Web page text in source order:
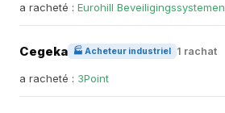
a racheté : Eurohill Beveiligingssystemen
Cegeka 🏭 Acheteur industriel 1 rachat
a racheté : 3Point